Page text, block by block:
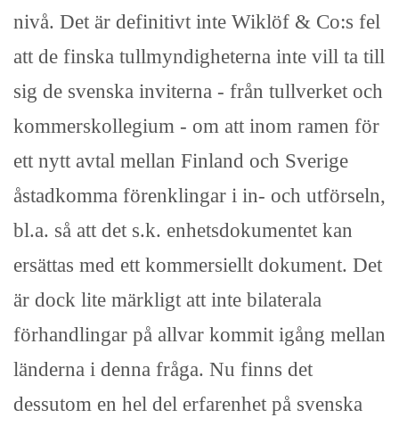
nivå. Det är definitivt inte Wiklöf & Co:s fel
att de finska tullmyndigheterna inte vill ta till
sig de svenska inviterna - från tullverket och
kommerskollegium - om att inom ramen för
ett nytt avtal mellan Finland och Sverige
åstadkomma förenklingar i in- och utförseln,
bl.a. så att det s.k. enhetsdokumentet kan
ersättas med ett kommersiellt dokument. Det
är dock lite märkligt att inte bilaterala
förhandlingar på allvar kommit igång mellan
länderna i denna fråga. Nu finns det
dessutom en hel del erfarenhet på svenska